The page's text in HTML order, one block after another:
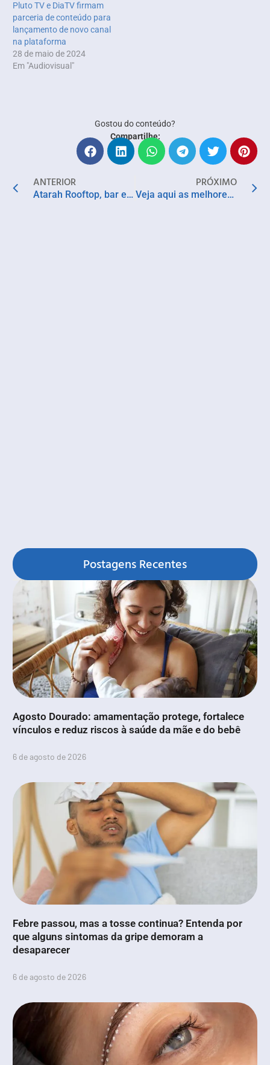
Pluto TV e DiaTV firmam
parceria de conteúdo para
lançamento de novo canal
na plataforma
28 de maio de 2024
Em "Audiovisual"
Gostou do conteúdo?
Compartilhe:
ANTERIOR
Atarah Rooftop, bar e restaurante na Rua Chile, celebra passado e futuro de Salvador
PRÓXIMO
Veja aqui as melhores sobrancelhas das telinhas para você se inspirar
Postagens Recentes
Agosto Dourado: amamentação protege, fortalece
vínculos e reduz riscos à saúde da mãe e do bebê
6 de agosto de 2026
Febre passou, mas a tosse continua? Entenda por
que alguns sintomas da gripe demoram a
desaparecer
6 de agosto de 2026